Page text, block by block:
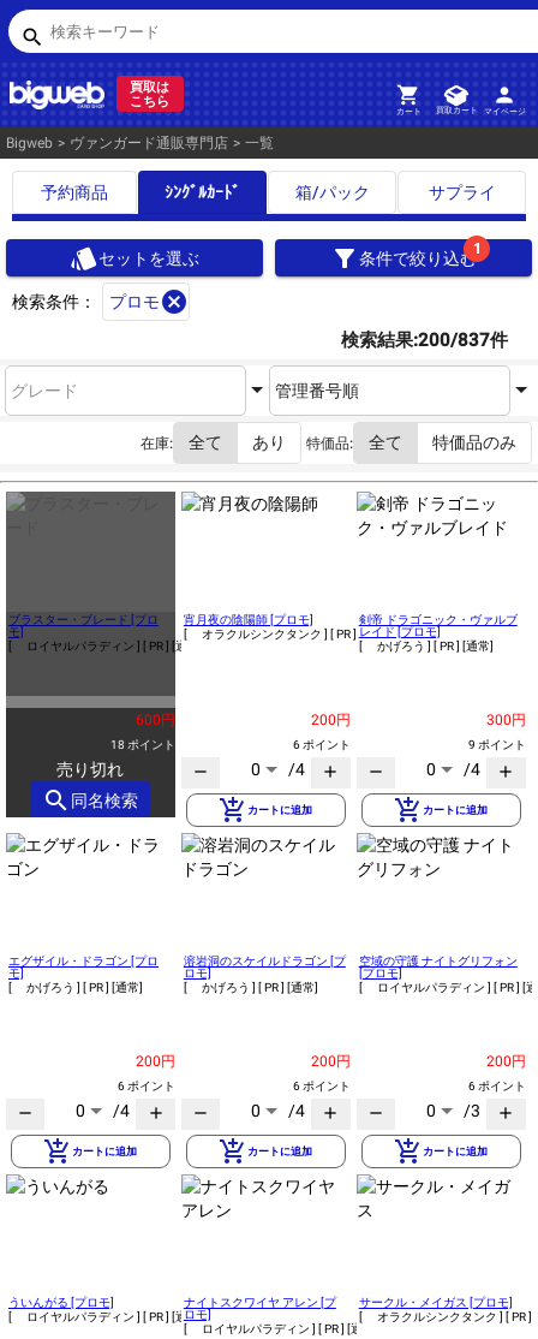
search 検索キーワード
買取は
こちら
shopping_cart
カート 買取カート
person
マイページ
Bigweb > ヴァンガード通販専門店 > 一覧
予約商品 ｼﾝｸﾞﾙｶｰﾄﾞ 箱/パック サプライ
styleセットを選ぶ filter_alt 条件で絞り込む1
検索条件： プロモcancel
検索結果:200/837件
グレード 管理番号順
在庫: 全て あり 特価品: 全て 特価品のみ
ブラスター・ブレード [プロ
モ]
[ ロイヤルパラディン ] [ PR ] [通常]
600円
18 ポイント
売り切れ
search 同名検索
宵月夜の陰陽師 [プロモ]
[ オラクルシンクタンク ] [ PR ] [通常]
200円
6 ポイント
remove 0 /4 add
add_shopping_cart カートに追加
剣帝 ドラゴニック・ヴァルブ
レイド [プロモ]
[ かげろう ] [ PR ] [通常]
300円
9 ポイント
remove 0 /4 add
add_shopping_cart カートに追加
エグザイル・ドラゴン [プロ
モ]
[ かげろう ] [ PR ] [通常]
200円
6 ポイント
remove 0 /4 add
add_shopping_cart カートに追加
溶岩洞のスケイルドラゴン [プ
ロモ]
[ かげろう ] [ PR ] [通常]
200円
6 ポイント
remove 0 /4 add
add_shopping_cart カートに追加
空域の守護 ナイトグリフォン
[プロモ]
[ ロイヤルパラディン ] [ PR ] [
200円
6 ポイント
remove 0 /3 add
add_shopping_cart カートに追加
ういんがる [プロモ]
[ ロイヤルパラディン ] [ PR ] [通常]
ナイトスクワイヤ アレン [プ
ロモ]
[ ロイヤルパラディン ] [ PR ] [通常]
サークル・メイガス [プロモ]
[ オラクルシンクタンク ] [ PR ]